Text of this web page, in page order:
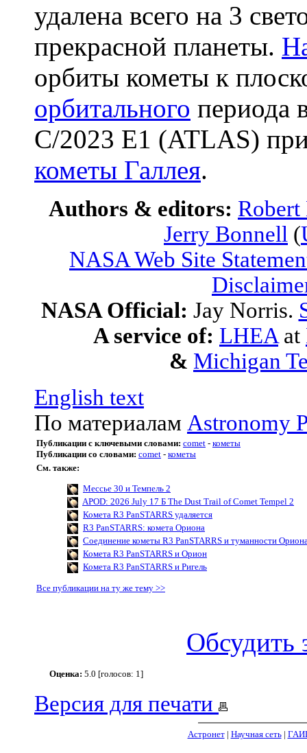
удалена всего на 3
прекрасной планеты.
орбиты кометы к
орбитального периода
C/2023 E1 (ATLAS)
кометы Галлея.
Authors & editors:
Jerry Bonnell (
NASA Web Site
NASA Official: Jay Norris.
A service of: LHEA at
& Michigan
English text
По материалам Astronomy
Публикации с ключевыми словами: comet - кометы
Публикации со словами: comet - кометы
См. также:
Мессье 30 и Темпель 2
APOD: 2026 July 17 Б The Dust Trail of Comet Tempel 2
Комета R3 PanSTARRS удаляется
R3 PanSTARRS: комета Ориона
Соединение кометы R3 PanSTARRS и туманности
Комета R3 PanSTARRS и Орион
Комета R3 PanSTARRS и Ригель
Все публикации на ту же тему >>
Обсудить
Оценка: 5.0 [голосов: 1]
Версия для печати
Астронет| Научная сеть|